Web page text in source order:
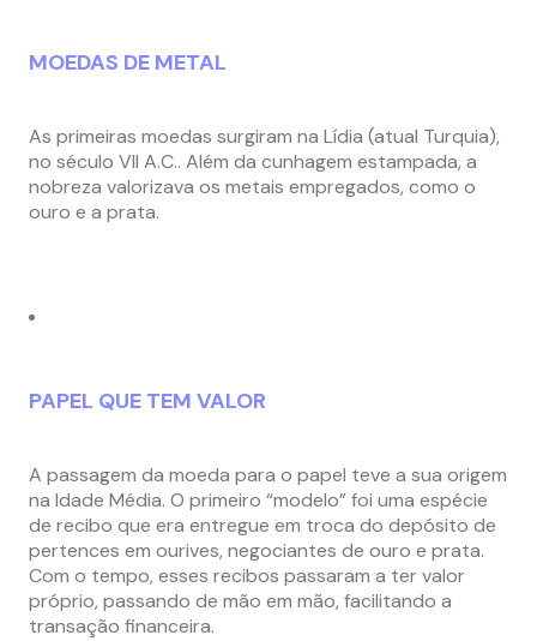
MOEDAS DE METAL
As primeiras moedas surgiram na Lídia (atual Turquia),
no século VII A.C.. Além da cunhagem estampada, a
nobreza valorizava os metais empregados, como o
ouro e a prata.
PAPEL QUE TEM VALOR
A passagem da moeda para o papel teve a sua origem
na Idade Média. O primeiro “modelo” foi uma espécie
de recibo que era entregue em troca do depósito de
pertences em ourives, negociantes de ouro e prata.
Com o tempo, esses recibos passaram a ter valor
próprio, passando de mão em mão, facilitando a
transação financeira.